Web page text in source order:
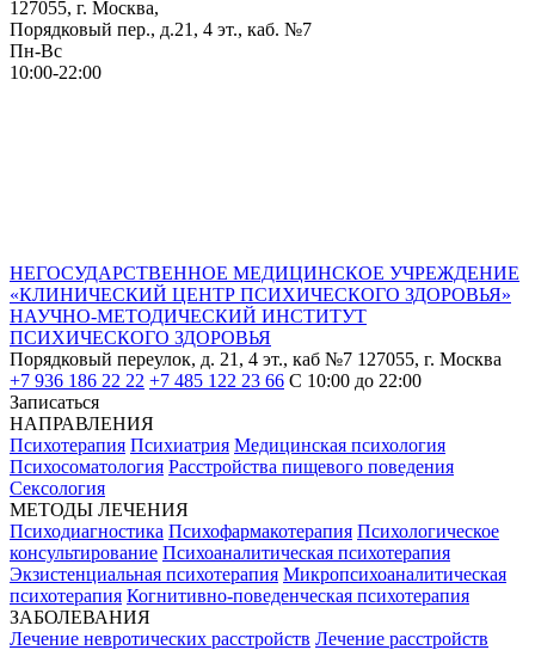
127055, г. Москва,
Порядковый пер., д.21, 4 эт., каб. №7
Пн-Вс
10:00-22:00
НЕГОСУДАРСТВЕННОЕ МЕДИЦИНСКОЕ УЧРЕЖДЕНИЕ
«КЛИНИЧЕСКИЙ ЦЕНТР ПСИХИЧЕСКОГО ЗДОРОВЬЯ»
НАУЧНО-МЕТОДИЧЕСКИЙ ИНСТИТУТ
ПСИХИЧЕСКОГО ЗДОРОВЬЯ
Порядковый переулок, д. 21, 4 эт., каб №7 127055, г. Москва
+7 936 186 22 22 +7 485 122 23 66 С 10:00 до 22:00
Записаться
НАПРАВЛЕНИЯ
Психотерапия Психиатрия Медицинская психология
Психосоматология Расстройства пищевого поведения
Сексология
МЕТОДЫ ЛЕЧЕНИЯ
Психодиагностика Психофармакотерапия Психологическое
консультирование Психоаналитическая психотерапия
Экзистенциальная психотерапия Микропсихоаналитическая
психотерапия Когнитивно-поведенческая психотерапия
ЗАБОЛЕВАНИЯ
Лечение невротических расстройств Лечение расстройств